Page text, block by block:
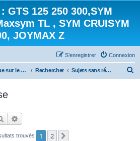
GTS 125 250 300,SYM
TL , SYM CRUISYM
JOYMAX Z
Connexion
S’enregistrer
Bienvenue sur le forum des scooters de la gamme SYM Rechercher Sujets sans réponse
Rechercher
trouvés 1 2